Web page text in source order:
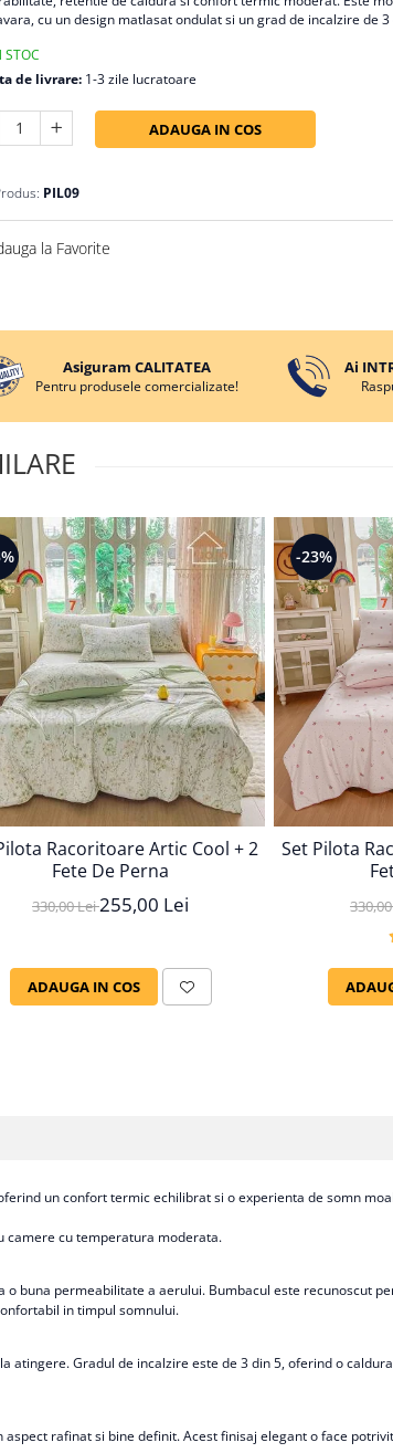
cu un design matlasat ondulat si un grad de incalzire de 3
STOC
de livrare: 1-3 zile lucratoare
ADAUGA IN COS
PIL09
la Favorite
Asiguram CALITATEA
Pentru produsele comercializate!
Ai
Racoritoare Artic Cool + 2
Fete De Perna
330,00 Lei255,00 Lei
ADAUGA IN COS
-23%
Set Pilota
un confort termic echilibrat si o experienta de somn
camere cu temperatura moderata.
buna permeabilitate a aerului. Bumbacul este recunoscut
in timpul somnului.
Gradul de incalzire este de 3 din 5, oferind o
rafinat si bine definit. Acest finisaj elegant o face